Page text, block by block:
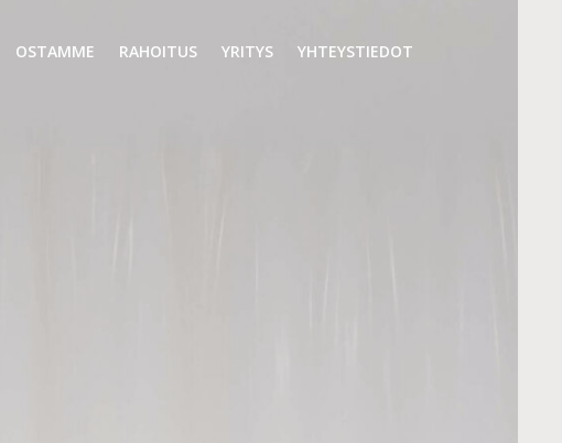
OSTAMME RAHOITUS YRITYS YHTEYSTIEDOT